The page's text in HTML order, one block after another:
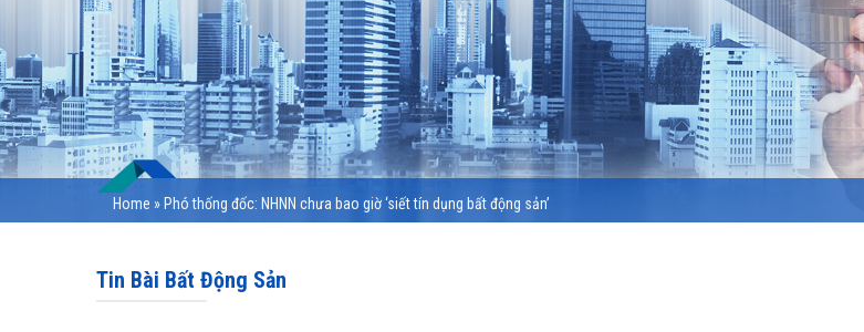
Home » Phó thống đốc: NHNN chưa bao giờ ‘siết tín dụng bất động sản’
Tin Bài Bất Động Sản